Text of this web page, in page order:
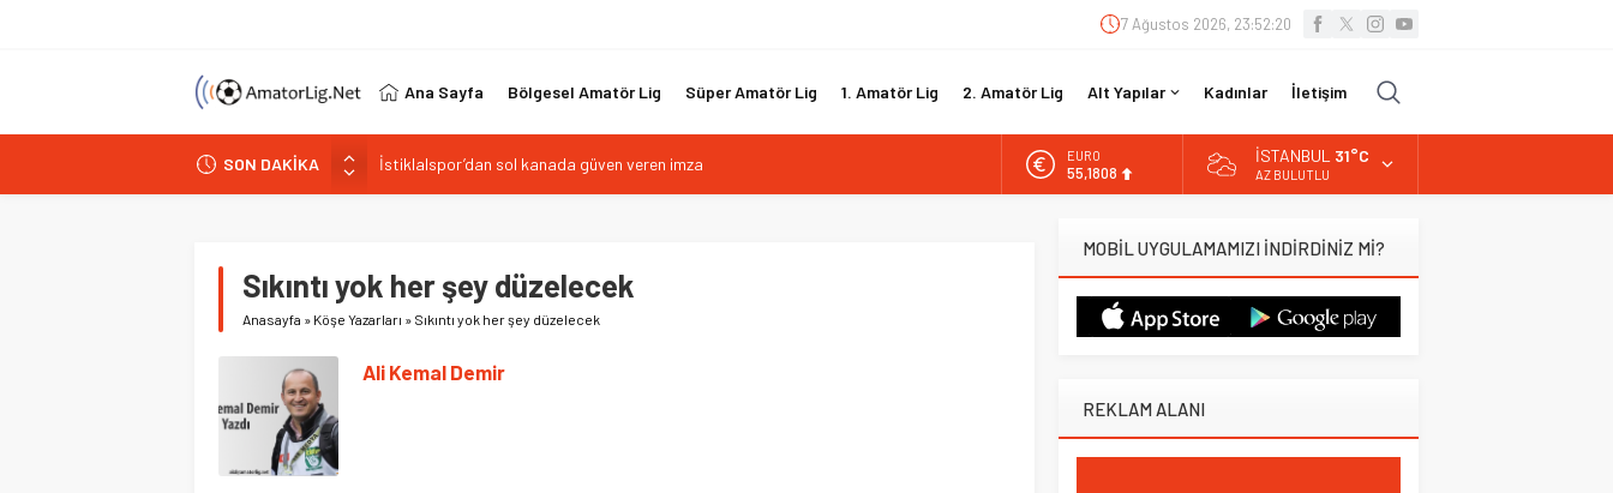
7 Ağustos 2026, 23:52:21
Ana Sayfa Bölgesel Amatör Lig Süper Amatör Lig 1. Amatör Lig 2. Amatör Lig Alt Yapılar Kadınlar İletişim
SON DAKİKA
İstiklalspor’dan sol kanada güven veren imza
Paşabahçespor’da sportif direktörlük görevine Mehmet Şahin getirildi
Vardarspor teknik ekibiyle yola devam ediyor
Kuzeyin Kaplanları Kaygısız ile yeniden
EURO
55,1808
BİST
13.779,39
DOLAR
İSTANBUL 31°C
AZ BULUTLU
Sıkıntı yok her şey düzelecek
Anasayfa » Köşe Yazarları » Sıkıntı yok her şey düzelecek
Ali Kemal Demir
MOBİL UYGULAMAMIZI İNDİRDİNİZ Mİ?
REKLAM ALANI